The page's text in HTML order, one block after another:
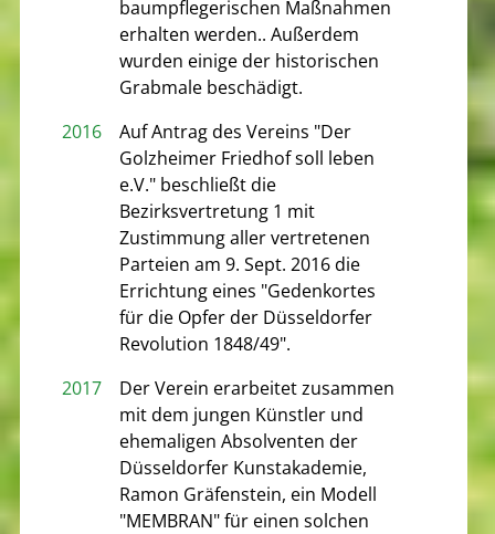
baumpflegerischen Maßnahmen
erhalten werden.. Außerdem
wurden einige der historischen
Grabmale beschädigt.
2016
Auf Antrag des Vereins "Der
Golzheimer Friedhof soll leben
e.V." beschließt die
Bezirksvertretung 1 mit
Zustimmung aller vertretenen
Parteien am 9. Sept. 2016 die
Errichtung eines "Gedenkortes
für die Opfer der Düsseldorfer
Revolution 1848/49".
2017
Der Verein erarbeitet zusammen
mit dem jungen Künstler und
ehemaligen Absolventen der
Düsseldorfer Kunstakademie,
Ramon Gräfenstein, ein Modell
"MEMBRAN" für einen solchen